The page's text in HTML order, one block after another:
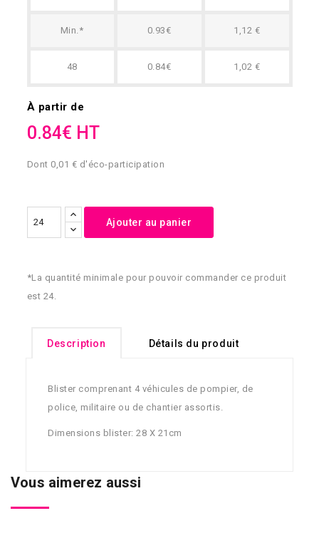
Min.* 0.93€ 1,12 €
48 0.84€ 1,02 €
À partir de
0.84€ HT
Dont 0,01 € d'éco-participation
Ajouter au panier
*La quantité minimale pour pouvoir commander ce produit
est 24.
Description Détails du produit
Blister comprenant 4 véhicules de pompier, de
police, militaire ou de chantier assortis.
Dimensions blister: 28 X 21cm
Vous aimerez aussi